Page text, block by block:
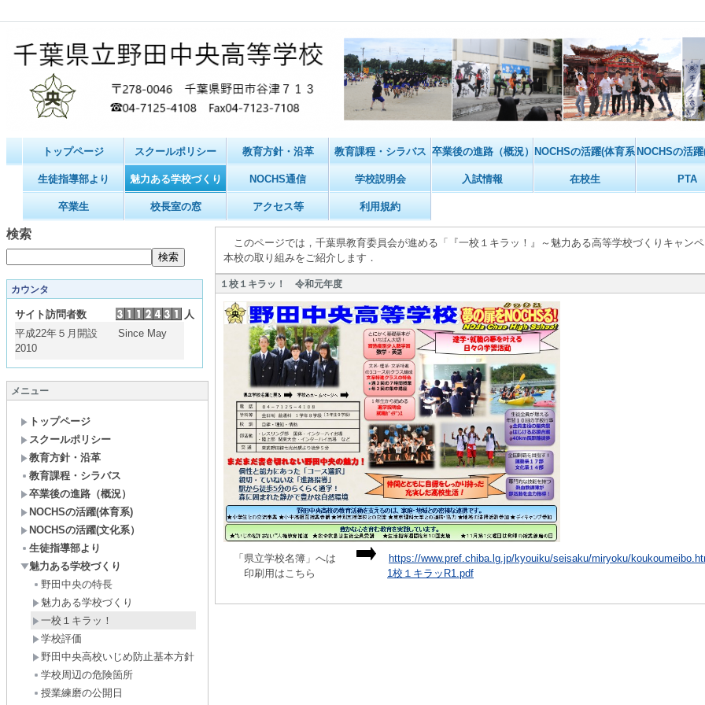
トップページ スクールポリシー 教育方針・沿革 教育課程・シラバス 卒業後の進路（概況） NOCHSの活躍(体育系) NOCHSの活
生徒指導部より 魅力ある学校づくり NOCHS通信 学校説明会 入試情報 在校生 PTA
卒業生 校長室の窓 アクセス等 利用規約
検索
カウンタ
サイト訪問者数
人
平成22年５月開設 Since May
2010
メニュー
トップページ
スクールポリシー
教育方針・沿革
教育課程・シラバス
卒業後の進路（概況）
NOCHSの活躍(体育系)
NOCHSの活躍(文化系）
生徒指導部より
魅力ある学校づくり
野田中央の特長
魅力ある学校づくり
一校１キラッ！
学校評価
野田中央高校いじめ防止基本方針
学校周辺の危険箇所
授業練磨の公開日
このページでは，千葉県教育委員会が進める「『一校１キラッ！』～魅力ある高等学校づくりキャン
本校の取り組みをご紹介します．
１校１キラッ！ 令和元年度
「県立学校名簿」へは
https://www.pref.chiba.lg.jp/kyouiku/seisaku/miryoku/
印刷用はこちら 1校１キラッR1.pdf